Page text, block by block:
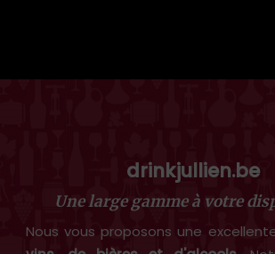
drinkjullien.be
Une large gamme à votre
Nous vous proposons une